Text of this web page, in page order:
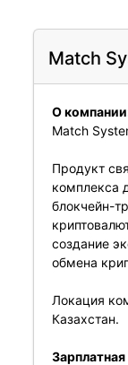
Match
О
Match
Продукт
комплекса
блокчейн-
создание
обмена
Локация
Казахстан.
Зарплатная